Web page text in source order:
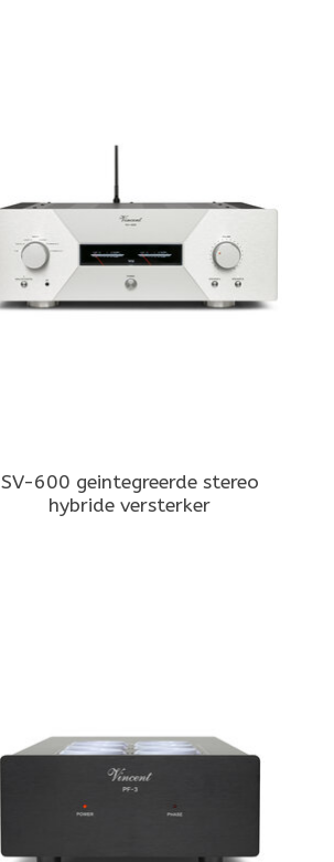
SV-600 geintegreerde stereo
hybride versterker